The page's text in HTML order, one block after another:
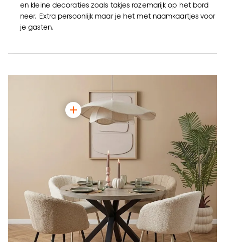
en kleine decoraties zoals takjes rozemarijk op het bord
neer. Extra persoonlijk maar je het met naamkaartjes voor
je gasten.